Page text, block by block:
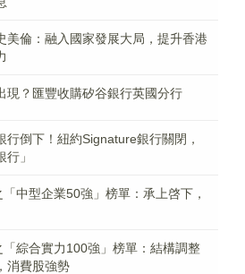
美倫：融入國家發展大局，提升香港
現？匯豐收購矽谷銀行英國分行
行倒下！紐約Signature銀行關閉，
」
中型企業50強」榜單：承上啓下，
綜合實力100強」榜單：結構調整
消費股強勢